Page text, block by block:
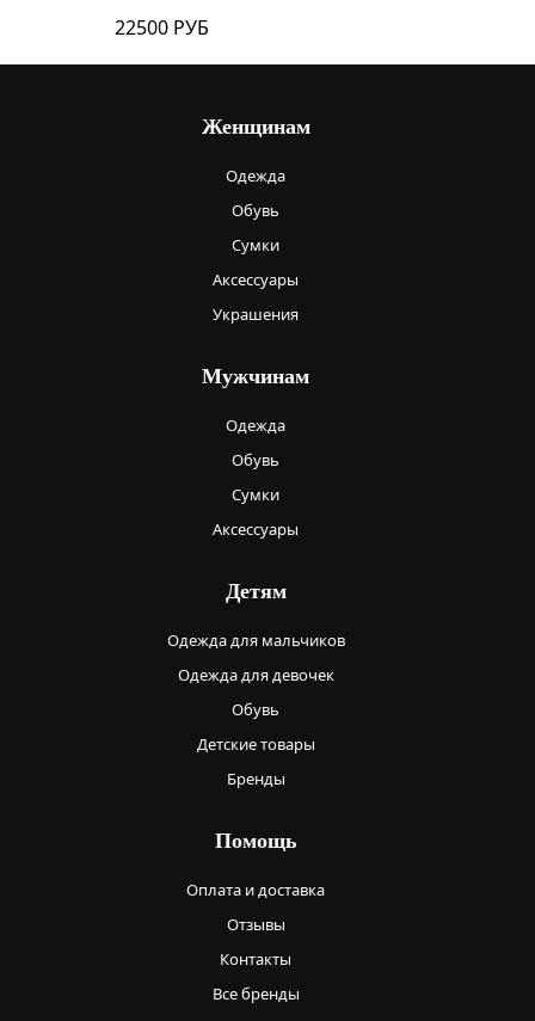
22500 РУБ
Женщинам
Одежда
Обувь
Сумки
Аксессуары
Украшения
Мужчинам
Одежда
Обувь
Сумки
Аксессуары
Детям
Одежда для мальчиков
Одежда для девочек
Обувь
Детские товары
Бренды
Помощь
Оплата и доставка
Отзывы
Контакты
Все бренды